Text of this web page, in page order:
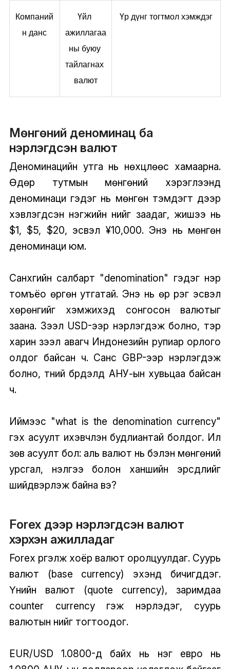
Компаний
н данс
Үйл
ажиллагаа
ны буюу
тайлагнах
валют
Үр дүнг тогтмол хэмждэг
Мөнгөний деноминац ба
нэрлэгдсэн валют
Деноминацийн утга нь нөхцлөөс хамаарна.
Өдөр тутмын мөнгөний хэрэглээнд
деноминаци гэдэг нь мөнгөн тэмдэгт дээр
хэвлэгдсэн нэгжийн үнийг заадаг, жишээ нь
$1, $5, $20, эсвэл ¥10,000. Энэ нь мөнгөн
деноминаци юм.
Санхүүгийн салбарт "denomination" гэдэг нэр
томъёо өргөн утгатай. Энэ нь өр үүрэг эсвэл
хөрөнгийг хэмжихэд сонгосон валютыг
заана. Зээл USD-ээр нэрлэгдэж болно, тэр
харин зээл авагч Индонезийн рупиар орлого
олдог байсан ч. Санс GBP-ээр нэрлэгдэж
болно, түүний бүрдэлд АНУ-ын хувьцаа байсан
ч.
Иймээс "what is the denomination currency"
гэх асуулт ихэвчлэн будлиантай болдог. Илүү
зөв асуулт бол: аль валют нь бэлэн мөнгөний
урсгал, үнэлгээ болон ханшийн эрсдлийг
шийдвэрлэж байна вэ?
Forex дээр нэрлэгдсэн валют
хэрхэн ажилладаг
Forex үргэлж хоёр валют оролцуулдаг. Суурь
валют (base currency) эхэнд бичигддэг.
Үнийн валют (quote currency), заримдаа
counter currency гэж нэрлэдэг, суурь
валютын үнийг тогтоодог.
EUR/USD 1.0800-д байх нь нэг евро нь